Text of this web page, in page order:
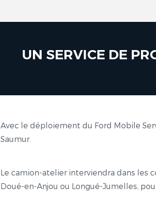
UN SERVICE DE
Avec le déploiement du Ford Mobile
Saumur.
Le camion-atelier interviendra dans les
Doué-en-Anjou ou Longué-Jumelles,